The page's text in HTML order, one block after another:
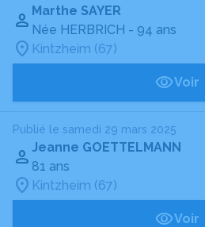
Marthe SAYER
Née HERBRICH - 94 ans
Kintzheim (67)
Voir
Publié le samedi 29 mars 2025
Jeanne GOETTELMANN
81 ans
Kintzheim (67)
Voir